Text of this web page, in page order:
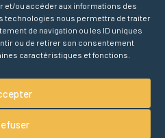
ou accéder aux informations des
technologies nous permettra de traiter
de navigation ou les ID uniques
ou de retirer son consentement
caractéristiques et fonctions.
Liens rapides
Accueil
Agenda des conférences
Partenaires
À propos